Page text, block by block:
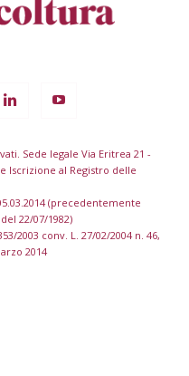
Sede legale Via Eritrea 21 -
Iscrizione al Registro delle
(precedentemente
22/07/1982)
2003 conv. L. 27/02/2004 n. 46,
2014